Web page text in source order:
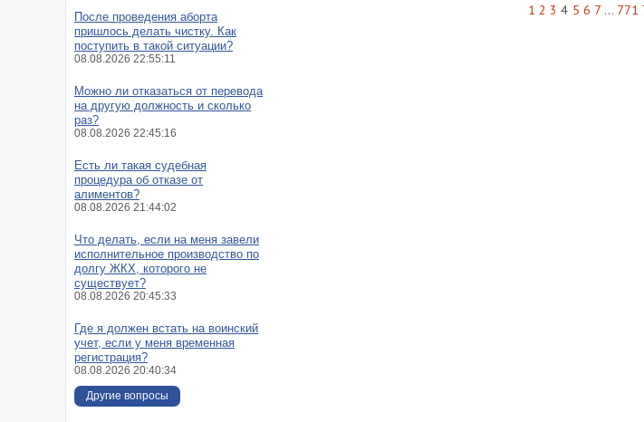
1 2 3 4 5 6 7 ... 771
После проведения аборта
пришлось делать чистку. Как
поступить в такой ситуации?
08.08.2026 22:55:11
Можно ли отказаться от перевода
на другую должность и сколько
раз?
08.08.2026 22:45:16
Есть ли такая судебная
процедура об отказе от
алиментов?
08.08.2026 21:44:02
Что делать, если на меня завели
исполнительное производство по
долгу ЖКХ, которого не
существует?
08.08.2026 20:45:33
Где я должен встать на воинский
учет, если у меня временная
регистрация?
08.08.2026 20:40:34
Другие вопросы